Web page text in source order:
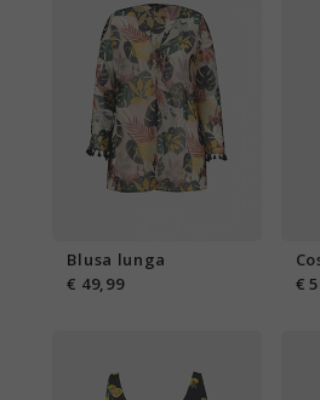
Blusa lunga
€ 49,99
€